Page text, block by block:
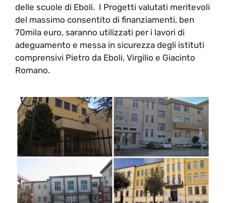
delle scuole di Eboli. I Progetti valutati meritevoli
del massimo consentito di finanziamenti, ben
70mila euro, saranno utilizzati per i lavori di
adeguamento e messa in sicurezza degli istituti
comprensivi Pietro da Eboli, Virgilio e Giacinto
Romano.